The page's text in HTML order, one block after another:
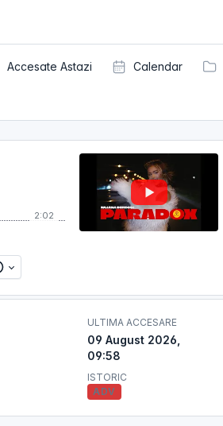
Accesate Astazi Calendar
2:02
ULTIMA ACCESARE
09 August 2026,
09:58
ISTORIC
ADV